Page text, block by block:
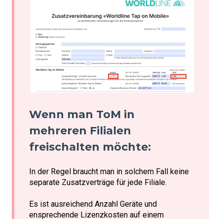
Wenn man ToM in
mehreren Filialen
freischalten möchte:
In der Regel braucht man in solchem Fall keine
separate Zusatzverträge für jede Filiale.
Es ist ausreichend Anzahl Geräte und
ensprechende Lizenzkosten auf einem